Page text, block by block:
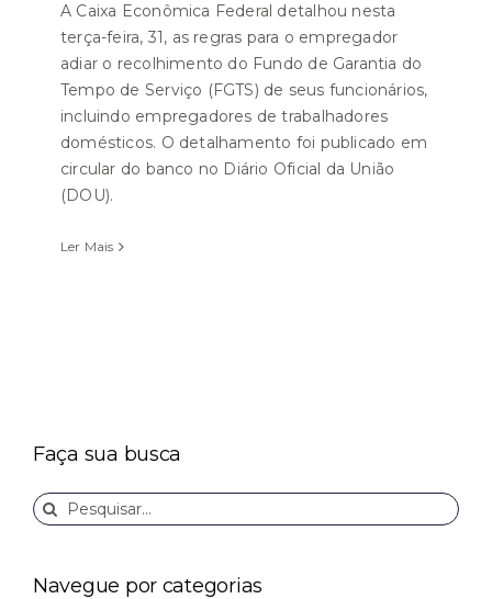
A Caixa Econômica Federal detalhou nesta
terça-feira, 31, as regras para o empregador
adiar o recolhimento do Fundo de Garantia do
Tempo de Serviço (FGTS) de seus funcionários,
incluindo empregadores de trabalhadores
domésticos. O detalhamento foi publicado em
circular do banco no Diário Oficial da União
(DOU).
Ler Mais
Faça sua busca
Buscar
resultados
Navegue por categorias